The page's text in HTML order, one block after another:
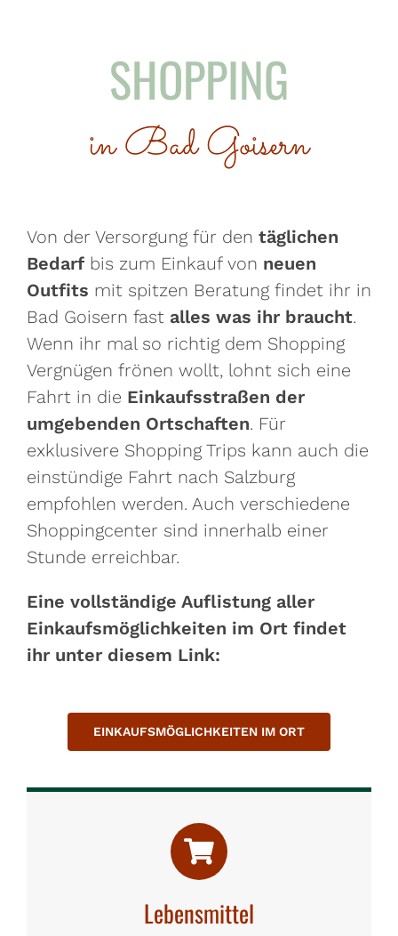
SHOPPING
in Bad Goisern
Von der Versorgung für den täglichen
Bedarf bis zum Einkauf von neuen
Outfits mit spitzen Beratung findet ihr in
Bad Goisern fast alles was ihr braucht.
Wenn ihr mal so richtig dem Shopping
Vergnügen frönen wollt, lohnt sich eine
Fahrt in die Einkaufsstraßen der
umgebenden Ortschaften. Für
exklusivere Shopping Trips kann auch die
einstündige Fahrt nach Salzburg
empfohlen werden. Auch verschiedene
Shoppingcenter sind innerhalb einer
Stunde erreichbar.
Eine vollständige Auflistung aller
Einkaufsmöglichkeiten im Ort findet
ihr unter diesem Link:
EINKAUFSMÖGLICHKEITEN IM ORT
Lebensmittel